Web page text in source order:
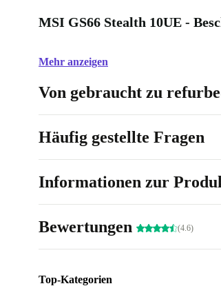
MSI GS66 Stealth 10UE -
Mehr anzeigen
Von gebraucht zu
Häufig gestellte Fragen
Informationen zur
Bewertungen (4.6)
Top-Kategorien